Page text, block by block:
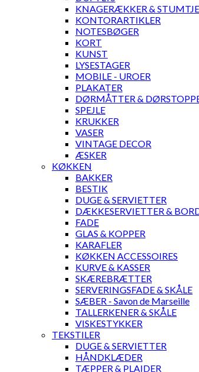
KNAGERÆKKER &
KONTORARTIKLER
NOTESBØGER
KORT
KUNST
LYSESTAGER
MOBILE - UROER
PLAKATER
DØRMÅTTER &
SPEJLE
KRUKKER
VASER
VINTAGE DECOR
ÆSKER
KØKKEN
BAKKER
BESTIK
DUGE & SERVIETTER
DÆKKESERVIETTER &
FADE
GLAS & KOPPER
KARAFLER
KØKKEN ACCESSOIRES
KURVE & KASSER
SKÆREBRÆTTER
SERVERINGSFADE & SKÅLE
SÆBER - Savon de Marseille
TALLERKENER & SKÅLE
VISKESTYKKER
TEKSTILER
DUGE & SERVIETTER
HÅNDKLÆDER
TÆPPER & PLAIDER